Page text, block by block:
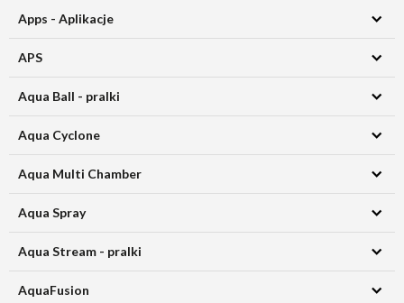
Apps - Aplikacje
APS
Aqua Ball - pralki
Aqua Cyclone
Aqua Multi Chamber
Aqua Spray
Aqua Stream - pralki
AquaFusion